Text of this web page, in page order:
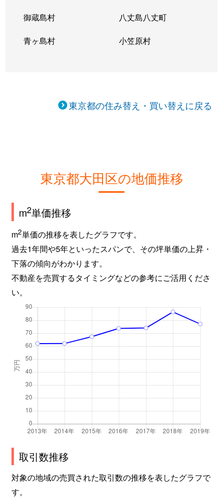
御蔵島村 八丈島八丈町
青ヶ島村 小笠原村
東京都の住み替え・買い替えに戻る
東京都大田区の地価推移
m2単価推移
m2単価の推移を表したグラフです。
過去1年間や5年といったスパンで、その坪単価の上昇・
下落の傾向がわかります。
不動産を売買するタイミングなどの参考にご活用くださ
い。
取引数推移
対象の地域の売買された取引数の推移を表したグラフで
す。